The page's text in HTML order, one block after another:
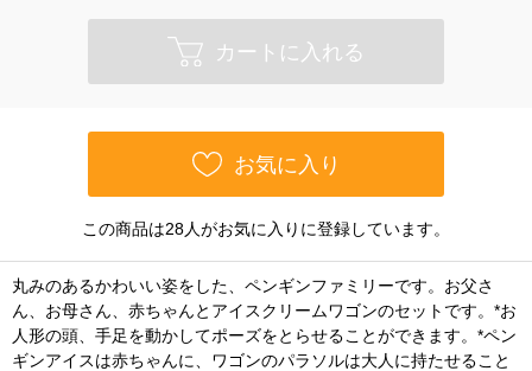
カートに入れる
お気に入り
この商品は28人がお気に入りに登録しています。
丸みのあるかわいい姿をした、ペンギンファミリーです。お父さ
ん、お母さん、赤ちゃんとアイスクリームワゴンのセットです。*お
人形の頭、手足を動かしてポーズをとらせることができます。*ペン
ギンアイスは赤ちゃんに、ワゴンのパラソルは大人に持たせること